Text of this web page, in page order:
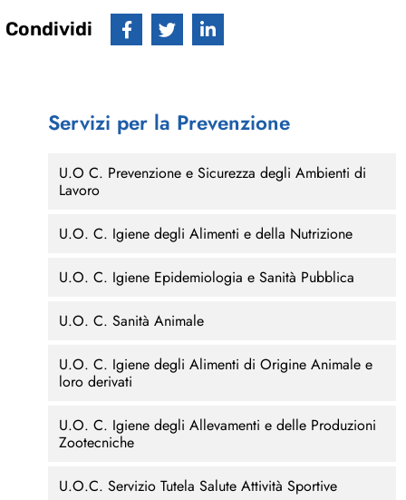
Condividi
Servizi per la Prevenzione
U.O C. Prevenzione e Sicurezza degli Ambienti di
Lavoro
U.O. C. Igiene degli Alimenti e della Nutrizione
U.O. C. Igiene Epidemiologia e Sanità Pubblica
U.O. C. Sanità Animale
U.O. C. Igiene degli Alimenti di Origine Animale e
loro derivati
U.O. C. Igiene degli Allevamenti e delle Produzioni
Zootecniche
U.O.C. Servizio Tutela Salute Attività Sportive